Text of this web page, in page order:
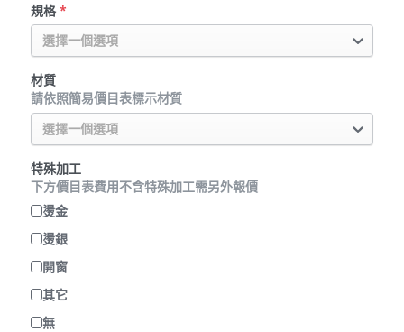
規格*
選擇一個選項
材質
請依照簡易價目表標示材質
選擇一個選項
特殊加工
下方價目表費用不含特殊加工需另外報價
燙金
燙銀
開窗
其它
無